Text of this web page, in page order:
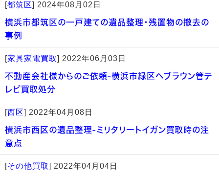
[都筑区] 2024年08月02日
横浜市都筑区の一戸建ての遺品整理・残置物の撤去の
事例
[家具家電買取] 2022年06月03日
不動産会社様からのご依頼-横浜市緑区へブラウン管テ
レビ買取処分
[西区] 2022年04月08日
横浜市西区の遺品整理-ミリタリートイガン買取時の注
意点
[その他買取] 2022年04月04日